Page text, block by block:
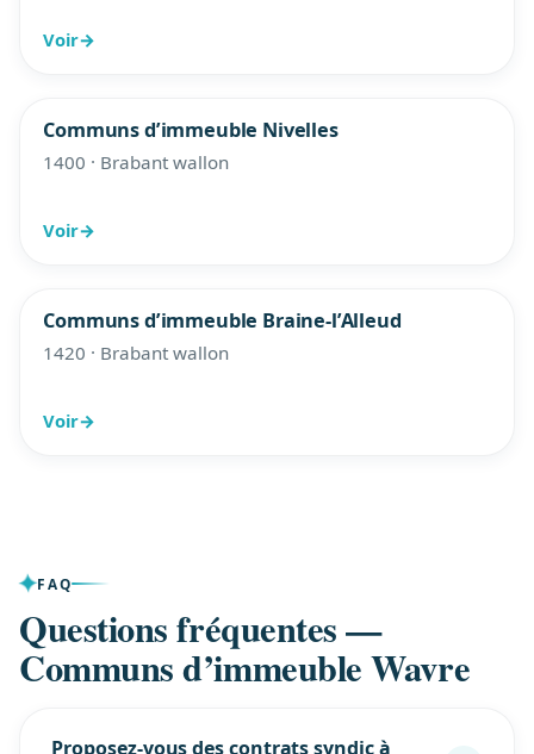
Voir→
Communs d’immeuble Nivelles
1400 · Brabant wallon
Voir→
Communs d’immeuble Braine-l’Alleud
1420 · Brabant wallon
Voir→
FAQ
Questions fréquentes —
Communs d’immeuble Wavre
Proposez-vous des contrats syndic à